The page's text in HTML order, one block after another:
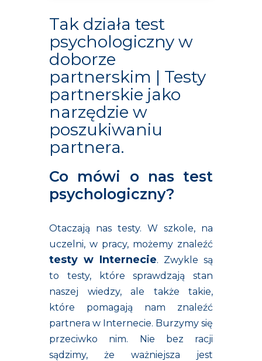
Tak działa test
psychologiczny w
doborze
partnerskim | Testy
partnerskie jako
narzędzie w
poszukiwaniu
partnera.
Co mówi o nas test
psychologiczny?
Otaczają nas testy. W szkole, na
uczelni, w pracy, możemy znaleźć
testy w Internecie. Zwykle są
to testy, które sprawdzają stan
naszej wiedzy, ale także takie,
które pomagają nam znaleźć
partnera w Internecie. Burzymy się
przeciwko nim. Nie bez racji
sądzimy, że ważniejsza jest